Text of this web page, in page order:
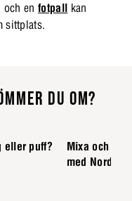
och enfotpall kan
sittplats.
DU OM?
eller puff?
Mixa och
med